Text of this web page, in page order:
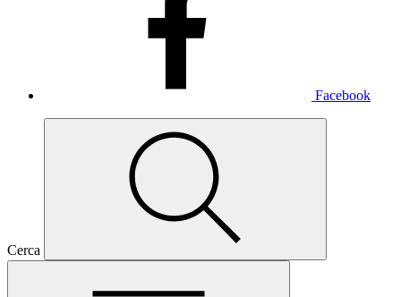
Facebook
Cerca